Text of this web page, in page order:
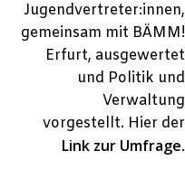
Jugendvertreter:innen,
gemeinsam mit BÄMM!
Erfurt, ausgewertet
und Politik und
Verwaltung
vorgestellt. Hier der
Link zur Umfrage.